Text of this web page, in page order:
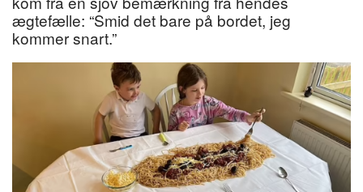
ægtefælle: “Smid det bare på bordet, jeg
kommer snart.”